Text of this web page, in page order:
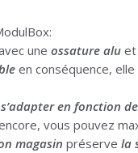
une ossature alu et
en conséquence, elle
s’adapter en fonction
vous pouvez
magasin préserve la